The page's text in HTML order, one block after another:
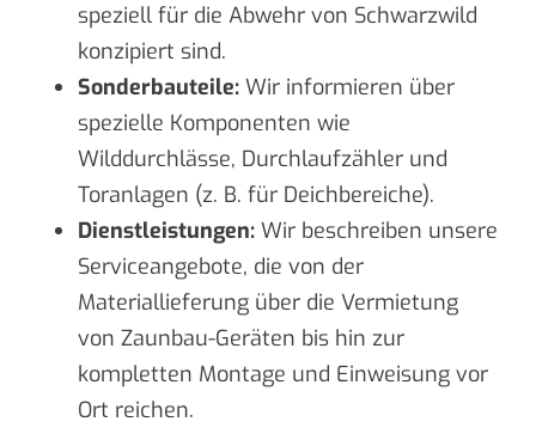
speziell für die Abwehr von Schwarzwild
konzipiert sind.
Sonderbauteile: Wir informieren über
spezielle Komponenten wie
Wilddurchlässe, Durchlaufzähler und
Toranlagen (z. B. für Deichbereiche).
Dienstleistungen: Wir beschreiben unsere
Serviceangebote, die von der
Materiallieferung über die Vermietung
von Zaunbau-Geräten bis hin zur
kompletten Montage und Einweisung vor
Ort reichen.